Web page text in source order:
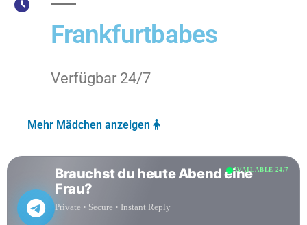
Frankfurtbabes
Verfügbar 24/7
Mehr Mädchen anzeigen
AVAILABLE 24/7
Brauchst du heute Abend eine
Frau?
Private • Secure • Instant Reply